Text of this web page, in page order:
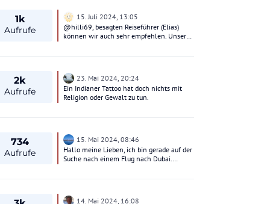
Stangen. Bei der Ankunft konnte man
keine zollfreien kaufen.
1k
Aufrufe
15. Juli 2024, 13:05
@hilli69, besagten Reiseführer (Elias)
können wir auch sehr empfehlen. Unsere
Kontaktdaten. Alternativ einfach bei
Google eingeben...Elias
Dubai...Reiseführer
2k
Aufrufe
23. Mai 2024, 20:24
Ein Indianer Tattoo hat doch nichts mit
Religion oder Gewalt zu tun.
734
Aufrufe
15. Mai 2024, 08:46
Hallo meine Lieben, ich bin gerade auf der
Suche nach einem Flug nach Dubai.
am Flughafen für den Weg zum Bus
14. Mai 2024, 16:08